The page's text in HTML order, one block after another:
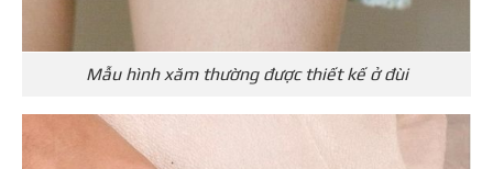
Mẫu hình xăm thường được thiết kế ở đùi